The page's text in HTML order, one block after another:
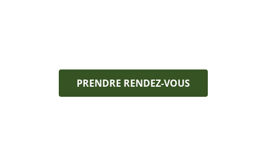
PRENDRE RENDEZ-VOUS